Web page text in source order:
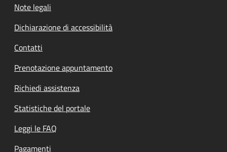
Note legali
Dichiarazione di accessibilità
Contatti
Prenotazione appuntamento
Richiedi assistenza
Statistiche del portale
Leggi le FAQ
Pagamenti